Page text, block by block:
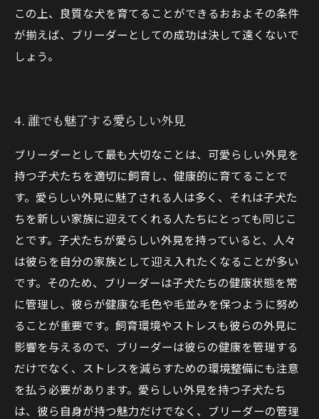
この上、良質な犬を育てることができるおおよその条件
が揃えば、ブリーダーとしての成功は決して遠くないで
しょう。
4. 誰でも魅了する愛らしい外見
ブリーダーとして最も大切なことは、可愛らしい外見を
持つ子犬たちを適切に飼育し、健康的に育てることで
す。愛らしい外見に魅了される人は多く、それは子犬た
ちを新しい家族に迎えてくれる人たちにとっても同じこ
とです。子犬たちが愛らしい外見を持っていると、人々
は彼らを自分の家族として迎え入れたくなることが多い
です。そのため、ブリーダーは子犬たちの健康状態を常
に管理し、彼らが健康な毛色や毛並みを保つように努め
ることが重要です。飼育環境やストレスも彼らの外見に
影響を与えるので、ブリーダーは彼らの健康を管理する
だけでなく、ストレスを減らすための環境整備にも注意
を払う必要があります。愛らしい外見を持つ子犬たち
は、彼ら自身が持つ魅力だけでなく、ブリーダーの管理